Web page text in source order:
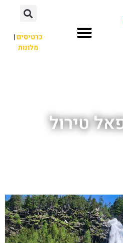
כרטיסים|
מלונות
טירול